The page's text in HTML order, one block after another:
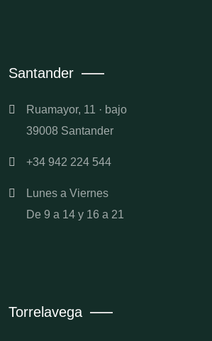
Santander
Ruamayor, 11 · bajo
39008 Santander
+34 942 224 544
Lunes a Viernes
De 9 a 14 y 16 a 21
Torrelavega